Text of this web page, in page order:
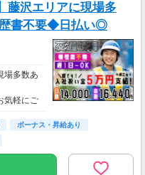
藤沢エリアに現場多
歴書不要◆日払い◎
場多数あ
気軽にご
ボーナス・昇給あり